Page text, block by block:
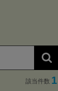
該当件数 1